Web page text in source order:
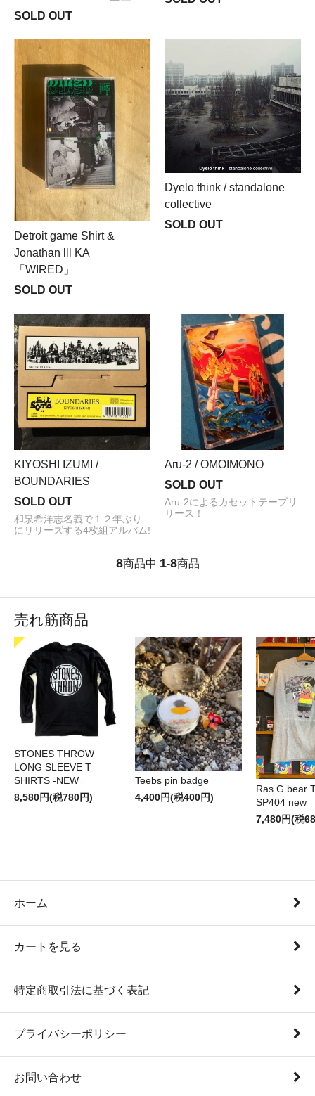
SOLD OUT
Detroit game Shirt &
Jonathan lll KA
「WIRED」
SOLD OUT
Dyelo think / standalone
collective
SOLD OUT
KIYOSHI IZUMI /
BOUNDARIES
SOLD OUT
和泉希洋志名義で１２年ぶり
にリリーズする4枚組アルバム!
Aru-2 / OMOIMONO
SOLD OUT
Aru-2によるカセットテープリ
リース！
8商品中 1-8商品
売れ筋商品
STONES THROW
LONG SLEEVE T
SHIRTS -NEW=
8,580円(税780円)
Teebs pin badge
4,400円(税400円)
Ras G bear
SP404 new
7,480円(税
ホーム
カートを見る
特定商取引法に基づく表記
プライバシーポリシー
お問い合わせ